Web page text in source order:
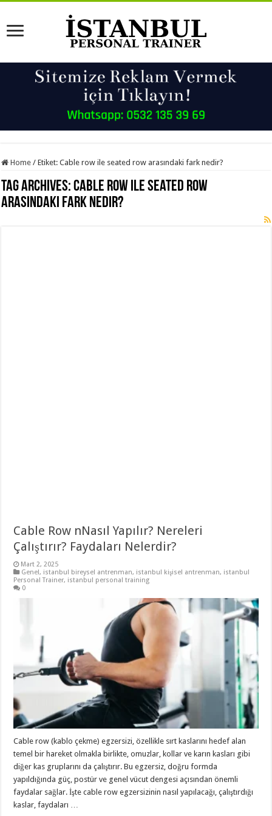
Home / Etiket:Cable row ile seated row arasındaki fark nedir?
Tag Archives:Cable row ile seated row
arasındaki fark nedir?
Cable Row nNasıl Yapılır? Nereleri
Çalıştırır? Faydaları Nelerdir?
Mart 2, 2025
Genel, istanbul bireysel antrenman, istanbul kişisel antrenman, istanbul
Personal Trainer, istanbul personal training
0
Cable row (kablo çekme) egzersizi, özellikle sırt kaslarını hedef alan
temel bir hareket olmakla birlikte, omuzlar, kollar ve karın kasları gibi
diğer kas gruplarını da çalıştırır. Bu egzersiz, doğru formda
yapıldığında güç, postür ve genel vücut dengesi açısından önemli
faydalar sağlar. İşte cable row egzersizinin nasıl yapılacağı, çalıştırdığı
kaslar, faydaları …